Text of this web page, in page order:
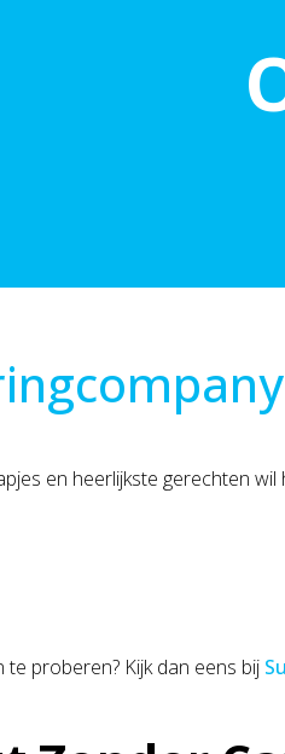
en heerlijkste gerechten
proberen? Kijk dan eens bij